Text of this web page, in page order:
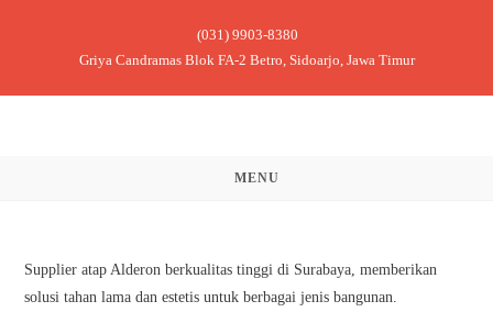
(031) 9903-8380
Griya Candramas Blok FA-2 Betro, Sidoarjo, Jawa Timur
MENU
Supplier atap Alderon berkualitas tinggi di Surabaya, memberikan
solusi tahan lama dan estetis untuk berbagai jenis bangunan.